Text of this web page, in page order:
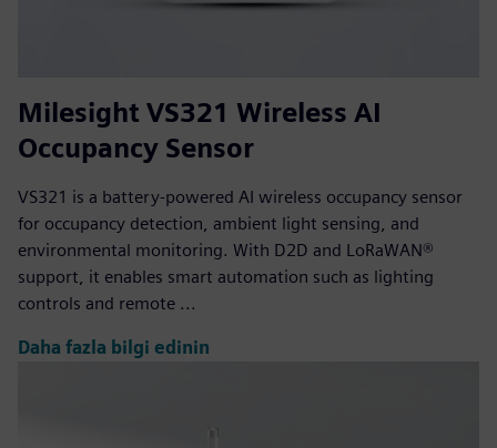
Milesight VS321 Wireless AI
Occupancy Sensor
VS321 is a battery-powered AI wireless occupancy sensor
for occupancy detection, ambient light sensing, and
environmental monitoring. With D2D and LoRaWAN®
support, it enables smart automation such as lighting
controls and remote ...
Daha fazla bilgi edinin